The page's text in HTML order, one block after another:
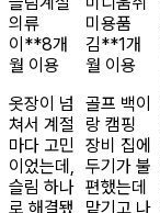
의류
이**8개
월 이용
옷장이 넘
쳐서 계절
마다 고민
이었는데,
슬림 하나
로 해결됐
미용품
김**1개
월 이용
골프 백이
랑 캠핑
장비 집에
두기가 불
편했는데
맡기고 나